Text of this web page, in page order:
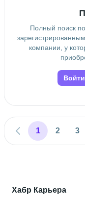
Полный поиск
компании, у
Войти
1 2 3
Хабр Карьера